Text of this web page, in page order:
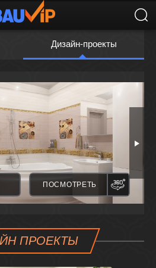
Дизайн-проекты
ПОСМОТРЕТЬ
ПРОЕКТЫ